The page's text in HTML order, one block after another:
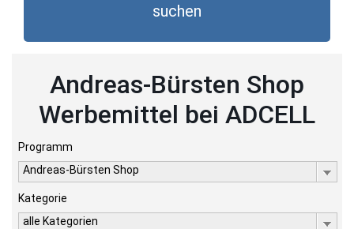
suchen
Andreas-Bürsten Shop
Werbemittel bei ADCELL
Programm
Andreas-Bürsten Shop
Kategorie
alle Kategorien